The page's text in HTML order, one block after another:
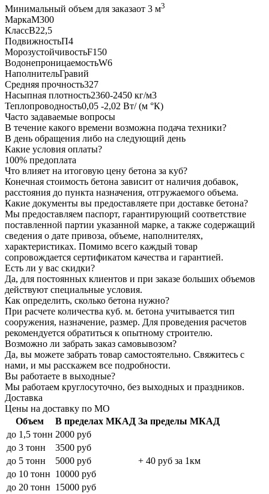
Минимальный объем для заказаот 3 м3
МаркаM300
КлассB22,5
ПодвижностьП4
МорозустойчивостьF150
ВодонепроницаемостьW6
НаполнительГравий
Средняя прочность327
Насыпная плотность2360-2450 кг/м3
Теплопроводность0,05 -2,02 Вт/ (м °К)
Часто задаваемые вопросы
В течение какого времени возможна подача техники?
В день обращения либо на следующий день
Какие условия оплаты?
100% предоплата
Что влияет на итоговую цену бетона за куб?
Конечная стоимость бетона зависит от наличия добавок,
расстояния до пункта назначения, отгружаемого объема.
Какие документы вы предоставляете при доставке бетона?
Мы предоставляем паспорт, гарантирующий соответствие
поставленной партии указанной марке, а также содержащий
сведения о дате привоза, объеме, наполнителях,
характеристиках. Помимо всего каждый товар
сопровождается сертификатом качества и гарантией.
Есть ли у вас скидки?
Да, для постоянных клиентов и при заказе больших объемов
действуют специальные условия.
Как определить, сколько бетона нужно?
При расчете количества куб. м. бетона учитывается тип
сооружения, назначение, размер. Для проведения расчетов
рекомендуется обратиться к опытному строителю.
Возможно ли забрать заказ самовывозом?
Да, вы можете забрать товар самостоятельно. Свяжитесь с
нами, и мы расскажем все подробности.
Вы работаете в выходные?
Мы работаем круглосуточно, без выходных и праздников.
Доставка
Цены на доставку по МО
Объем
В пределах МКАД За пределы МКАД
до 1,5 тонн 2000 руб
+ 40 руб за 1км
до 3 тонн
3500 руб
до 5 тонн
5000 руб
до 10 тонн 10000 руб
до 20 тонн 15000 руб